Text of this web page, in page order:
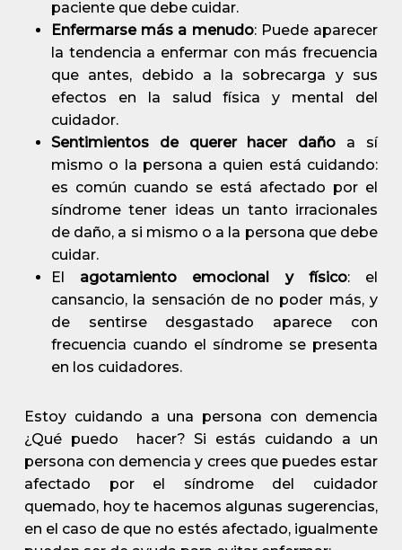
paciente que debe cuidar.
Enfermarse más a menudo: Puede aparecer
la tendencia a enfermar con más frecuencia
que antes, debido a la sobrecarga y sus
efectos en la salud física y mental del
cuidador.
Sentimientos de querer hacer daño a sí
mismo o la persona a quien está cuidando:
es común cuando se está afectado por el
síndrome tener ideas un tanto irracionales
de daño, a si mismo o a la persona que debe
cuidar.
El agotamiento emocional y físico: el
cansancio, la sensación de no poder más, y
de sentirse desgastado aparece con
frecuencia cuando el síndrome se presenta
en los cuidadores.
Estoy cuidando a una persona con demencia
¿Qué puedo hacer? Si estás cuidando a un
persona con demencia y crees que puedes estar
afectado por el síndrome del cuidador
quemado, hoy te hacemos algunas sugerencias,
en el caso de que no estés afectado, igualmente